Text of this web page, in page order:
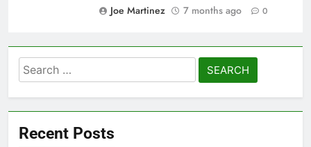
Joe Martinez
7 months ago 0
Search
for:
Recent Posts